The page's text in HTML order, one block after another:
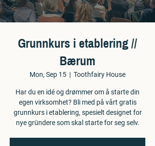
Grunnkurs i etablering //
Bærum
Mon, Sep 15
  |
Toothfairy House
Har du en idé og drømmer om å starte din
egen virksomhet? Bli med på vårt gratis
grunnkurs i etablering, spesielt designet for
nye gründere som skal starte for seg selv.